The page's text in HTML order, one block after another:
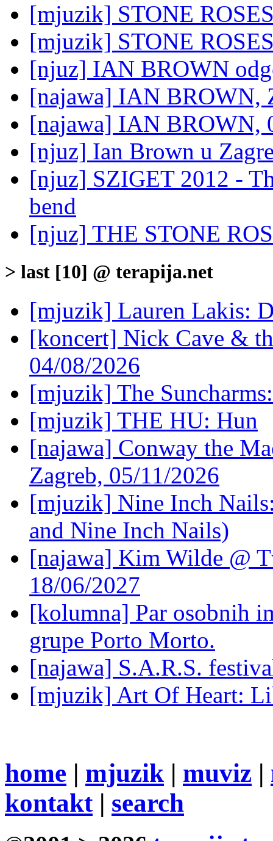
[mjuzik] STONE
[mjuzik] STONE
[njuz] IAN BROWN
[najawa] IAN BROWN,
[najawa] IAN BROWN,
[njuz] Ian Brown u
[njuz] SZIGET 2012 -
bend
[njuz] THE STONE
> last [10] @ terapija.net
[mjuzik] Lauren Lakis:
[koncert] Nick Cave &
04/08/2026
[mjuzik] The
[mjuzik] THE HU: Hun
[najawa] Conway the
Zagreb, 05/11/2026
[mjuzik] Nine Inch
and Nine Inch Nails)
[najawa] Kim Wilde @
18/06/2027
[kolumna] Par osobnih
grupe Porto Morto.
[najawa] S.A.R.S.
[mjuzik] Art Of Heart:
home | mjuzik | muviz |
kontakt| search